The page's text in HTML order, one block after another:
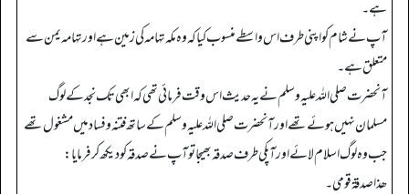
ہے۔
آپ نے شام کو اپنی طرف اس واسطے منسوب کیا کہ وہ مکہ تہامہ کی زمین ہے اور تہامہ یمن سے
متعلق ہے۔
آنحضرت صلی اللہ علیہ وسلم نے یہ حدیث اس وقت فرمائی تھی کہ ابھی تک نجد کے لوگ
مسلمان نہیں ہوئے تھے اور آنحضرت صلی اللہ علیہ وسلم کے ساتھ فتنہ وفساد میں مشغول تھے
جب وہ لوگ اسلام لائے اور آپکی طرف صدقہ بھیجا تو آپ نے صدقہ کو دیکھ کر فرمایا:
ھذا صدقة قومي۔